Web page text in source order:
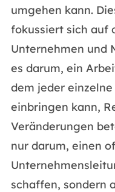
umgehen kann.
fokussiert sich auf
Unternehmen und
es darum, ein
dem jeder
einbringen kann,
Veränderungen
nur darum, einen
schaffen, sondern